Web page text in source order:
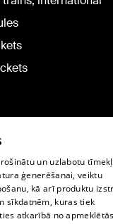
un uzlabotu
ģenerēšanai, veiktu
kā arī produktu
sīkdatnēm, kuras tiek
atkarībā no